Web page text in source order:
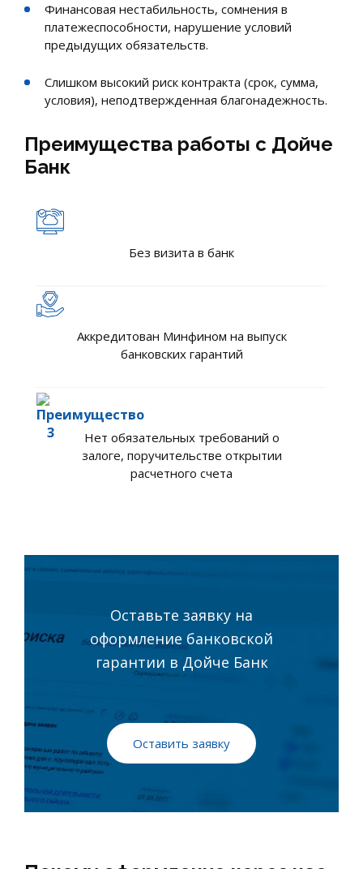
Финансовая нестабильность, сомнения в
платежеспособности, нарушение условий
предыдущих обязательств.
Слишком высокий риск контракта (срок, сумма,
условия), неподтвержденная благонадежность.
Преимущества работы с Дойче
Банк
Без визита в банк
Аккредитован Минфином на выпуск
банковских гарантий
Нет обязательных требований о
залоге, поручительстве открытии
расчетного счета
Оставьте заявку на
оформление банковской
гарантии в Дойче Банк
Оставить заявку